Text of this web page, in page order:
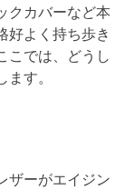
クカバーなど本
好よく持ち歩き
こでは、どうし
す。
ザーがエイジン